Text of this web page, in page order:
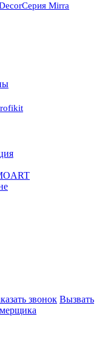
Серия Mirra
звонок Вызвать